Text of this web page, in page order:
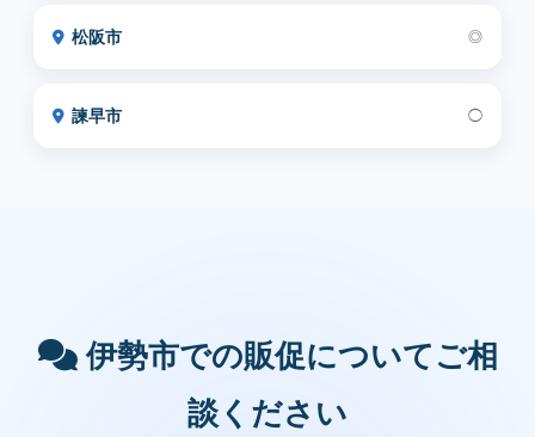
松阪市 ◎
諫早市 ◯
伊勢市での販促についてご相
談ください